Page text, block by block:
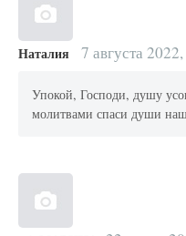
Наталия 7 августа
Упокой, Господи, душу
молитвами спаси души